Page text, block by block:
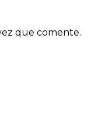
que comente.